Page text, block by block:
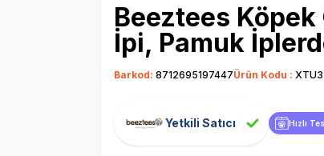
Beeztees
İpi, Pamuk
Barkod: 8712695197447Ürün Kodu :
Yetkili Satıcı Hızlı